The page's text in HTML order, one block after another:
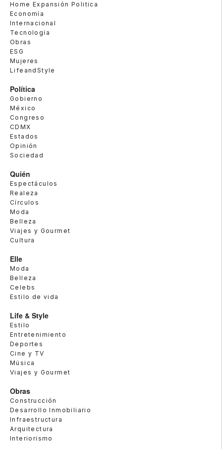
Home Expansión Politica
Economía
Internacional
Tecnología
Obras
ESG
Mujeres
LifeandStyle
Política
Gobierno
México
Congreso
CDMX
Estados
Opinión
Sociedad
Quién
Espectáculos
Realeza
Círculos
Moda
Belleza
Viajes y Gourmet
Cultura
Elle
Moda
Belleza
Celebs
Estilo de vida
Life & Style
Estilo
Entretenimiento
Deportes
Cine y TV
Música
Viajes y Gourmet
Obras
Construcción
Desarrollo Inmobiliario
Infraestructura
Arquitectura
Interiorismo